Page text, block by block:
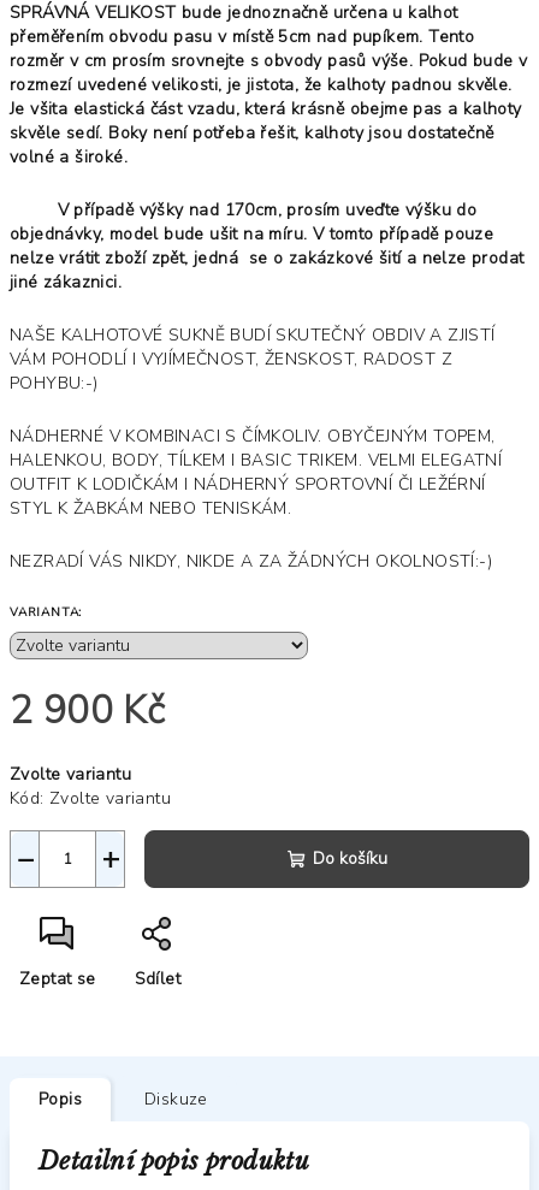
SPRÁVNÁ VELIKOST bude jednoznačně určena u kalhot
přeměřením obvodu pasu v místě 5cm nad pupíkem. Tento
rozměr v cm prosím srovnejte s obvody pasů výše. Pokud bude v
rozmezí uvedené velikosti, je jistota, že kalhoty padnou skvěle.
Je všita elastická část vzadu, která krásně obejme pas a kalhoty
skvěle sedí. Boky není potřeba řešit, kalhoty jsou dostatečně
volné a široké.
V případě výšky nad 170cm, prosím uveďte výšku do
objednávky, model bude ušit na míru. V tomto případě pouze
nelze vrátit zboží zpět, jedná se o zakázkové šití a nelze prodat
jiné zákaznici.
NAŠE KALHOTOVÉ SUKNĚ BUDÍ SKUTEČNÝ OBDIV A ZJISTÍ
VÁM POHODLÍ I VYJÍMEČNOST, ŽENSKOST, RADOST Z
POHYBU:-)
NÁDHERNÉ V KOMBINACI S ČÍMKOLIV. OBYČEJNÝM TOPEM,
HALENKOU, BODY, TÍLKEM I BASIC TRIKEM. VELMI ELEGATNÍ
OUTFIT K LODIČKÁM I NÁDHERNÝ SPORTOVNÍ ČI LEŽÉRNÍ
STYL K ŽABKÁM NEBO TENISKÁM.
NEZRADÍ VÁS NIKDY, NIKDE A ZA ŽÁDNÝCH OKOLNOSTÍ:-)
VARIANTA:
2 900 Kč
cena:
Zvolte variantu
Kód: Zvolte variantu
+
− Do košíku
Zeptat se Sdílet
Popis Diskuze
Detailní popis produktu